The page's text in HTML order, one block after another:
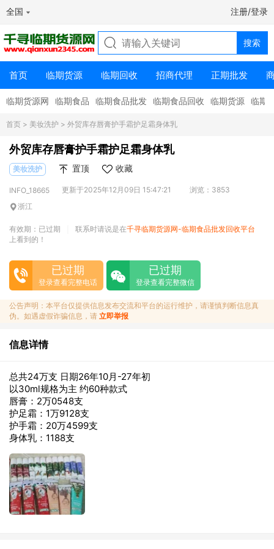
全国 注册/登录
首页 临期货源 临期回收 招商代理 正期批发
临期货源网 临期食品 临期食品批发 临期食品回收 临期货源 临期
首页 > 美妆洗护 > 外贸库存唇膏护手霜护足霜身体乳
外贸库存唇膏护手霜护足霜身体乳
美妆洗护 置顶 收藏
INFO_18665 更新于2025年12月09日 15:47:21
浏览：3853
浙江
有效期：已过期 联系时请说是在千寻临期货源网-临期食品批发回收平台
上看到的！
已过期
登录查看完整电话
已过期
登录查看完整微信
公告声明：本平台仅提供信息发布交流和平台的运行维护，请谨慎判断信息真
伪。如遇虚假诈骗信息，请 立即举报
信息详情
总共24万支 日期26年10月-27年初
以30ml规格为主 约60种款式
唇膏：2万0548支
护足霜：1万9128支
护手霜：20万4599支
身体乳：1188支